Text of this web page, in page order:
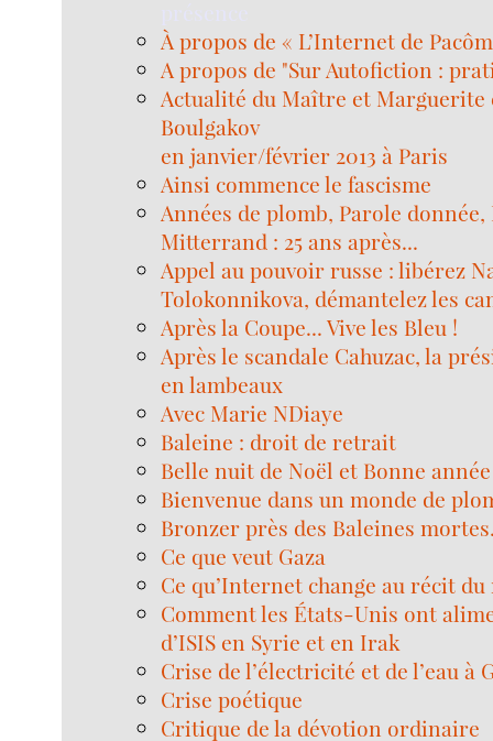
À propos de « L’Internet de
A propos de "Sur Autofiction :
Actualité du Maître et Marguerite
Boulgakov
en janvier/février 2013 à Paris
Ainsi commence le fascisme
Années de plomb, Parole
Mitterrand : 25 ans après...
Appel au pouvoir russe : libérez
Tolokonnikova, démantelez les
Après la Coupe... Vive les Bleu !
Après le scandale Cahuzac, la
en lambeaux
Avec Marie NDiaye
Baleine : droit de retrait
Belle nuit de Noël et Bonne année
Bienvenue dans un monde de
Bronzer près des Baleines
Ce que veut Gaza
Ce qu’Internet change au récit du
Comment les États-Unis ont
d’ISIS en Syrie et en Irak
Crise de l’électricité et de l’eau à
Crise poétique
Critique de la dévotion ordinaire